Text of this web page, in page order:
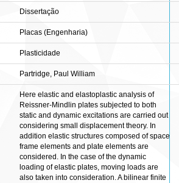
Dissertação
Placas (Engenharia)
Plasticidade
Partridge, Paul William
Here elastic and elastoplastic analysis of
Reissner-Mindlin plates subjected to both
static and dynamic excitations are carried out
considering small displacement theory. In
addition elastic structures composed of space
frame elements and plate elements are
considered. In the case of the dynamic
loading of elastic plates, moving loads are
also taken into consideration. A bilinear finite